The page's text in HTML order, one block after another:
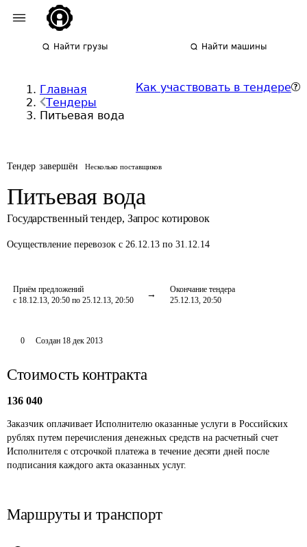
Найти грузы Найти машины
Главная
Тендеры
Питьевая вода
Как участвовать в тендере
Тендер завершён Несколько поставщиков
Питьевая вода
Государственный тендер, Запрос котировок
Осуществление перевозок с 26.12.13 по 31.12.14
Приём предложений
с 18.12.13, 20:50 по 25.12.13, 20:50
Окончание тендера
25.12.13, 20:50
0 Создан 18 дек 2013
Стоимость контракта
136 040
Заказчик оплачивает Исполнителю оказанные услуги в Российских
рублях путем перечисления денежных средств на расчетный счет
Исполнителя с отсрочкой платежа в течение десяти дней после
подписания каждого акта оказанных услуг.
Маршруты и транспорт